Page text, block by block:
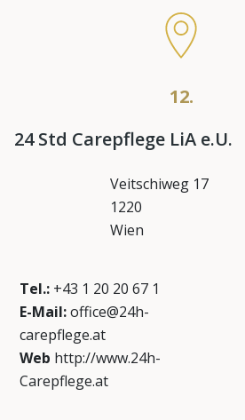
12.
24 Std Carepflege LiA e.U.
Veitschiweg 17
1220
Wien
Tel.: +43 1 20 20 67 1
E-Mail:office@24h-
carepflege.at
Web http://www.24h-
Carepflege.at